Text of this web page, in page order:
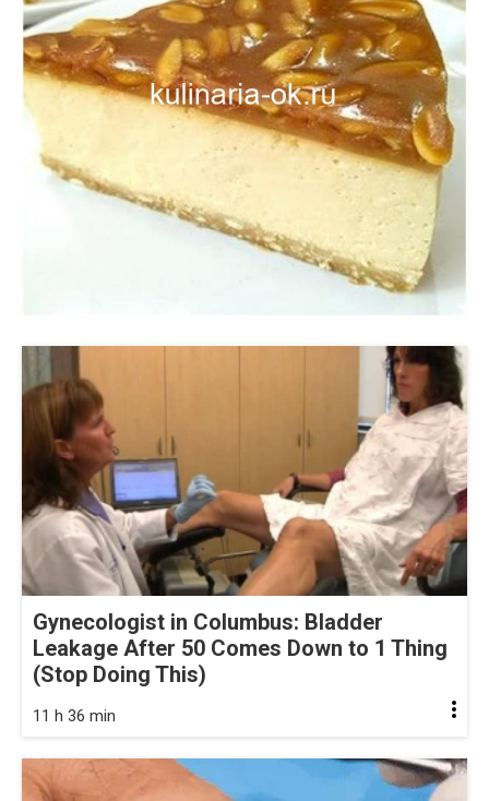
Gynecologist in Columbus: Bladder
Leakage After 50 Comes Down to 1 Thing
(Stop Doing This)
11 h 36 min